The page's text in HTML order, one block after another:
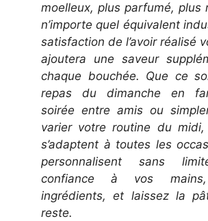
moelleux, plus parfumé, plus
n’importe quel équivalent
satisfaction de l’avoir réalisé
ajoutera une saveur
chaque bouchée. Que ce
repas du dimanche en
soirée entre amis ou
varier votre routine du
s’adaptent à toutes les
personnalisent sans
confiance à vos
ingrédients, et laissez la
reste.